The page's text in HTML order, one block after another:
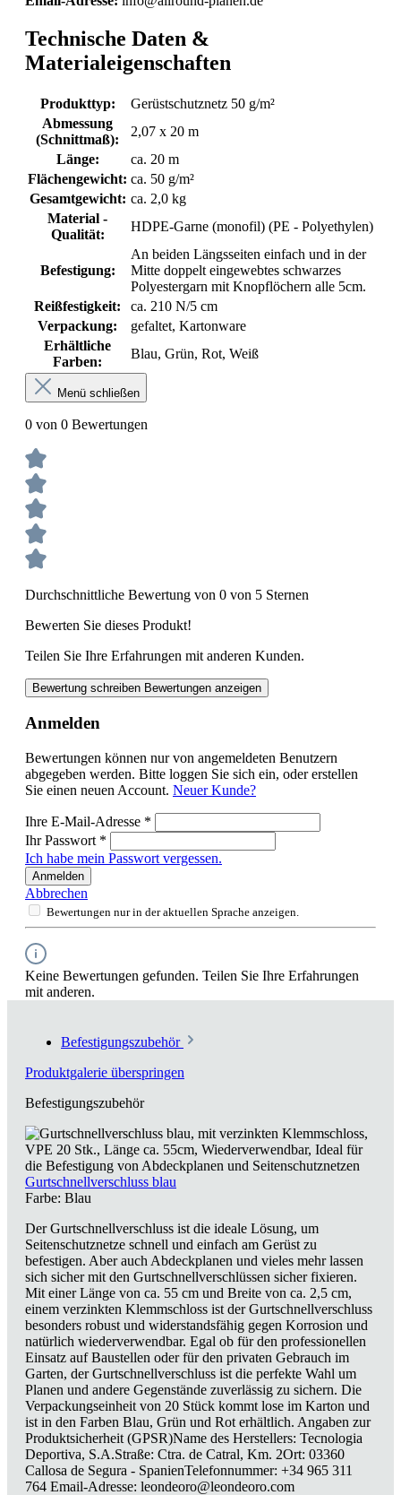
Technische Daten &
Materialeigenschaften
Produkttyp:
Gerüstschutznetz 50 g/m²
Abmessung
(Schnittmaß):
2,07 x 20 m
Länge:
ca. 20 m
Flächengewicht: ca. 50 g/m²
Gesamtgewicht: ca. 2,0 kg
Material -
Qualität:
HDPE-Garne (monofil) (PE - Polyethylen)
Befestigung:
An beiden Längsseiten einfach und in der
Mitte doppelt eingewebtes schwarzes
Polyestergarn mit Knopflöchern alle 5cm.
Reißfestigkeit:
ca. 210 N/5 cm
Verpackung:
gefaltet, Kartonware
Erhältliche
Farben:
Blau, Grün, Rot, Weiß
Menü schließen
0 von 0 Bewertungen
Durchschnittliche Bewertung von 0 von 5 Sternen
Bewerten Sie dieses Produkt!
Teilen Sie Ihre Erfahrungen mit anderen Kunden.
Bewertung schreiben Bewertungen anzeigen
Anmelden
Bewertungen können nur von angemeldeten Benutzern
abgegeben werden. Bitte loggen Sie sich ein, oder erstellen
Sie einen neuen Account. Neuer Kunde?
Ihre E-Mail-Adresse *
Ihr Passwort *
Ich habe mein Passwort vergessen.
Anmelden
Abbrechen
Bewertungen nur in der aktuellen Sprache anzeigen.
Keine Bewertungen gefunden. Teilen Sie Ihre Erfahrungen
mit anderen.
Befestigungszubehör
Produktgalerie überspringen
Befestigungszubehör
Gurtschnellverschluss blau
Farbe: Blau
Der Gurtschnellverschluss ist die ideale Lösung, um
Seitenschutznetze schnell und einfach am Gerüst zu
befestigen. Aber auch Abdeckplanen und vieles mehr lassen
sich sicher mit den Gurtschnellverschlüssen sicher fixieren.
Mit einer Länge von ca. 55 cm und Breite von ca. 2,5 cm,
einem verzinkten Klemmschloss ist der Gurtschnellverschluss
besonders robust und widerstandsfähig gegen Korrosion und
natürlich wiederverwendbar. Egal ob für den professionellen
Einsatz auf Baustellen oder für den privaten Gebrauch im
Garten, der Gurtschnellverschluss ist die perfekte Wahl um
Planen und andere Gegenstände zuverlässig zu sichern. Die
Verpackungseinheit von 20 Stück kommt lose im Karton und
ist in den Farben Blau, Grün und Rot erhältlich. Angaben zur
Produktsicherheit (GPSR)Name des Herstellers: Tecnologia
Deportiva, S.A.Straße: Ctra. de Catral, Km. 2Ort: 03360
Callosa de Segura - SpanienTelefonnummer: +34 965 311
764 Email-Adresse: leondeoro@leondeoro.com